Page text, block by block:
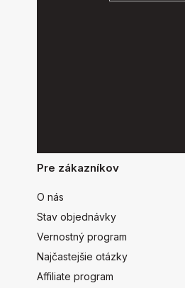
Pre zákazníkov
O nás
Stav objednávky
Vernostný program
Najčastejšie otázky
Affiliate program